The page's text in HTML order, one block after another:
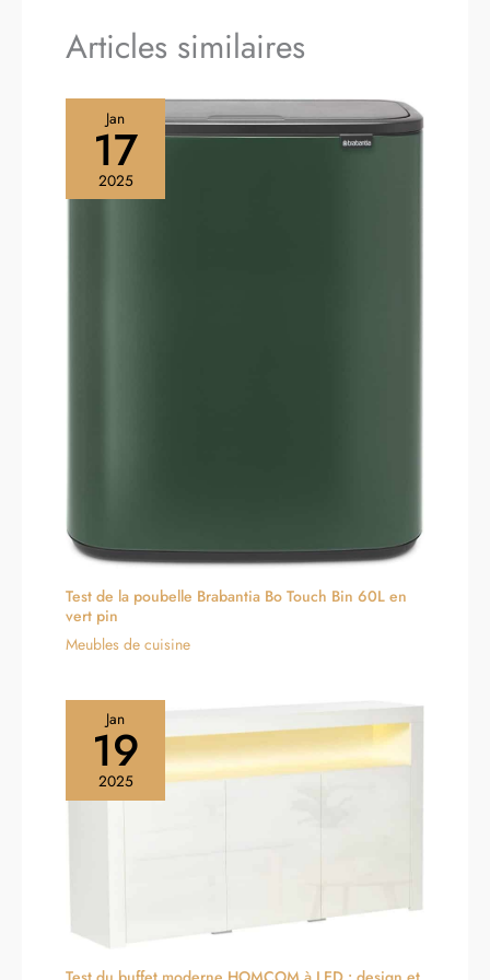
Articles similaires
Jan
17
2025
Test de la poubelle Brabantia Bo Touch Bin 60L en
vert pin
Meubles de cuisine
Jan
19
2025